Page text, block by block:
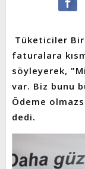
Tüketiciler
faturalara
söyleyerek,
var. Biz bunu
Ödeme
dedi.